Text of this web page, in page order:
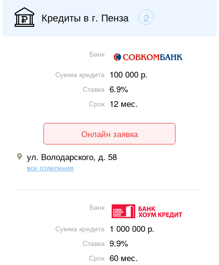
Кредиты в г. Пенза 2
Банк
Сумма кредита 100 000 р.
Ставка 6.9%
Срок 12 мес.
Онлайн заявка
ул. Володарского, д. 58
все отделения
Банк
Сумма кредита 1 000 000 р.
Ставка 9.9%
Срок 60 мес.